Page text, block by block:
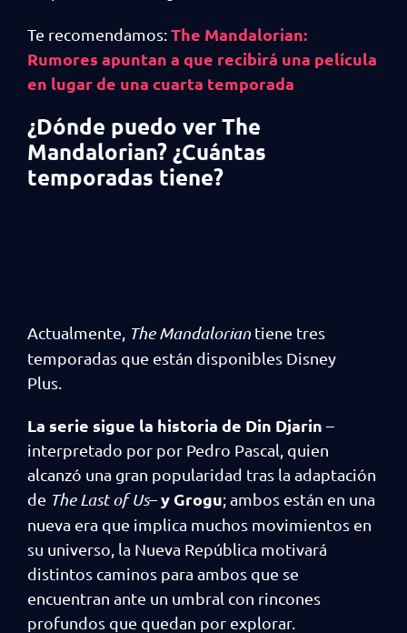
Te recomendamos:The Mandalorian:
Rumores apuntan a que recibirá una película
en lugar de una cuarta temporada
¿Dónde puedo ver The
Mandalorian? ¿Cuántas
temporadas tiene?
Actualmente, The Mandalorian tiene tres
temporadas que están disponibles Disney
Plus.
La serie sigue la historia de Din Djarin –
interpretado por por Pedro Pascal, quien
alcanzó una gran popularidad tras la adaptación
de The Last of Us–y Grogu; ambos están en una
nueva era que implica muchos movimientos en
su universo, la Nueva República motivará
distintos caminos para ambos que se
encuentran ante un umbral con rincones
profundos que quedan por explorar.